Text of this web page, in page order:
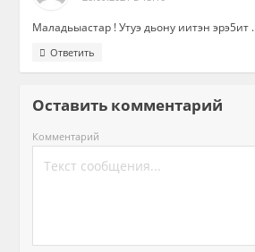
Маладьыастар ! Утуэ дьону иитэн эрэ5ит .
Ответить
Оставить комментарий
Комментарий